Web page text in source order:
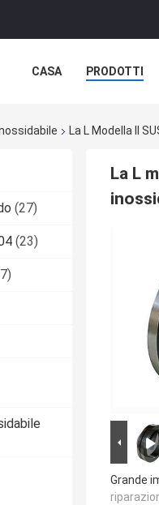
CASA PRODOTTI
La L Modella Il
(27)
(23)
La L
Grande